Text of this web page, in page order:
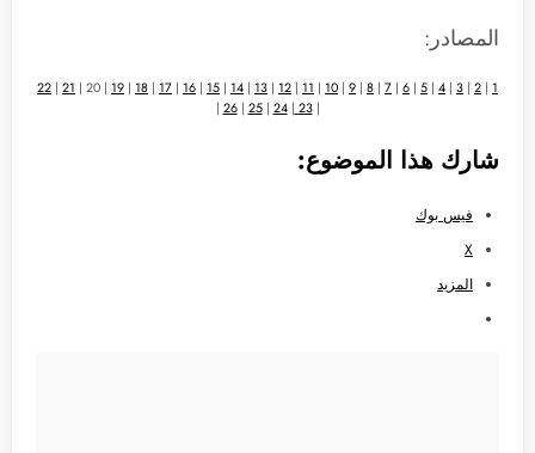
المصادر:
1
|
2
|
3
|
4
|
5
|
6
|
7
|
8
|
9
|
10
|
11
|
12
|
13
|
14
|
15
|
16
|
17
|
18
|
19
| 20 |
21
|
22
|
23
|
24
|
25
|
26
|
شارك هذا الموضوع:
فيس بوك
X
المزيد